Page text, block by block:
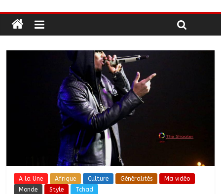
A la Une Afrique Culture Généralités
Ma vidéo
Monde
Style Tchad